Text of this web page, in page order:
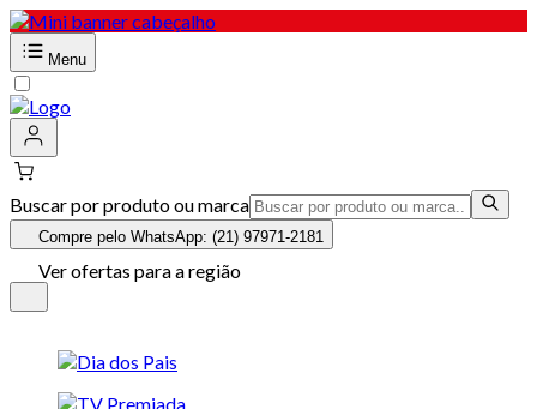
Menu
Buscar por produto ou marca
Compre pelo WhatsApp: (21) 97971-2181
Ver ofertas para a região